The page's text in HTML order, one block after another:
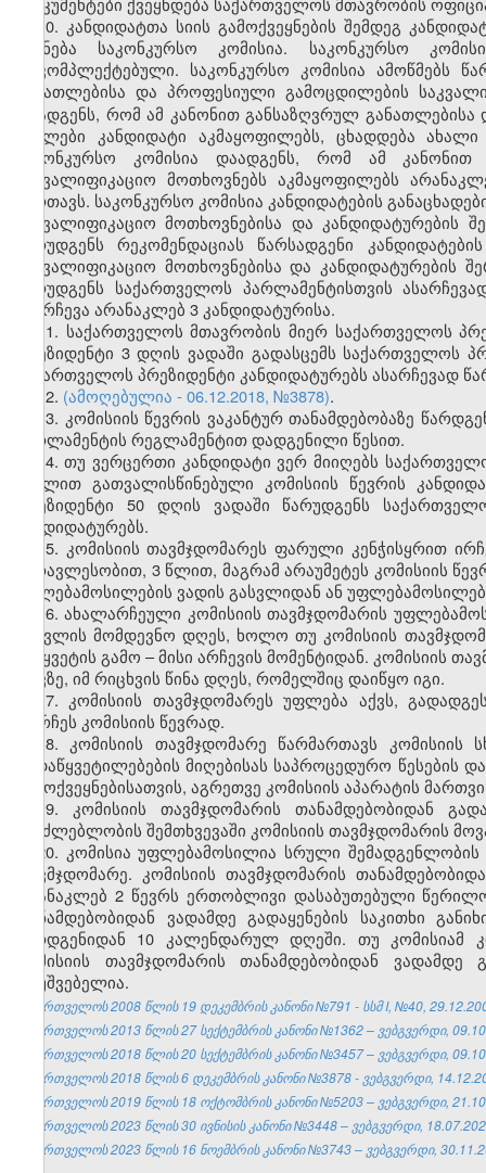
10. კანდიდატთა სიის გამოქვეყნების შემდეგ
იქმნება საკონკურსო კომისია. საკონკურსო
დაკომპლექტებული. საკონკურსო კომისია ამოწმებს
განათლებისა და პროფესიული გამოცდილების
დაადგენს, რომ ამ კანონით განსაზღვრულ
ნაკლები კანდიდატი აკმაყოფილებს, ცხადდება
საკონკურსო კომისია დაადგენს, რომ ამ
საკვალიფიკაციო მოთხოვნებს აკმაყოფილებს
მართავს. საკონკურსო კომისია კანდიდატების
საკვალიფიკაციო მოთხოვნებისა და კანდიდატურების
წარუდგენს რეკომენდაციას წარსადგენი
საკვალიფიკაციო მოთხოვნებისა და კანდიდატურების
წარუდგენს საქართველოს პარლამენტისთვის
შეირჩევა არანაკლებ 3 კანდიდატურისა.
11. საქართველოს მთავრობის მიერ საქართველოს
პრეზიდენტი 3 დღის ვადაში გადასცემს საქართველოს
საქართველოს პრეზიდენტი კანდიდატურებს ასარჩევად
12. (ამოღებულია - 06.12.2018, №3878).
13. კომისიის წევრის ვაკანტურ თანამდებობაზე
პარლამენტის რეგლამენტით დადგენილი წესით.
14. თუ ვერცერთი კანდიდატი ვერ მიიღებს
მუხლით გათვალისწინებული კომისიის წევრის
პრეზიდენტი 50 დღის ვადაში წარუდგენს
კანდიდატურებს.
15. კომისიის თავმჯდომარეს ფარული კენჭისყრით
უმრავლესობით, 3 წლით, მაგრამ არაუმეტეს კომისიის
უფლებამოსილების ვადის გასვლიდან ან
16. ახალარჩეული კომისიის თავმჯდომარის
გასვლის მომდევნო დღეს, ხოლო თუ კომისიის
შეწყვეტის გამო – მისი არჩევის მომენტიდან. კომისიის
თავზე, იმ რიცხვის წინა დღეს, რომელშიც დაიწყო იგი.
17. კომისიის თავმჯდომარეს უფლება აქვს,
დარჩეს კომისიის წევრად.
18. კომისიის თავმჯდომარე წარმართავს კომისიის
გადაწყვეტილებების მიღებისას საპროცედურო წესების
გამოქვეყნებისათვის, აგრეთვე კომისიის აპარატის
19. კომისიის თავმჯდომარის თანამდებობიდან
შეუძლებლობის შემთხვევაში კომისიის თავმჯდომარის
20. კომისია უფლებამოსილია სრული
თავმჯდომარე. კომისიის თავმჯდომარის
არანაკლებ 2 წევრს ერთობლივი დასაბუთებული
თანამდებობიდან ვადამდე გადაყენების საკითხი
წარდგენიდან 10 კალენდარულ დღეში. თუ კომისიამ
კომისიის თავმჯდომარის თანამდებობიდან
დაუშვებელია.
საქართველოს 2008 წლის 19 დეკემბრის კანონი №791 - სსმ I, №40,
საქართველოს 2013 წლის 27 სექტემბრის კანონი №1362 – ვებგვერდი,
საქართველოს 2018 წლის 20 სექტემბრის კანონი №3457 – ვებგვერდი,
საქართველოს 2018 წლის 6 დეკემბრის კანონი №3878 - ვებგვერდი,
საქართველოს 2019 წლის 18 ოქტომბრის კანონი №5203 – ვებგვერდი,
საქართველოს 2023 წლის 30 ივნისის კანონი №3448 – ვებგვერდი,
საქართველოს 2023 წლის 16 ნოემბრის კანონი №3743 – ვებგვერდი,